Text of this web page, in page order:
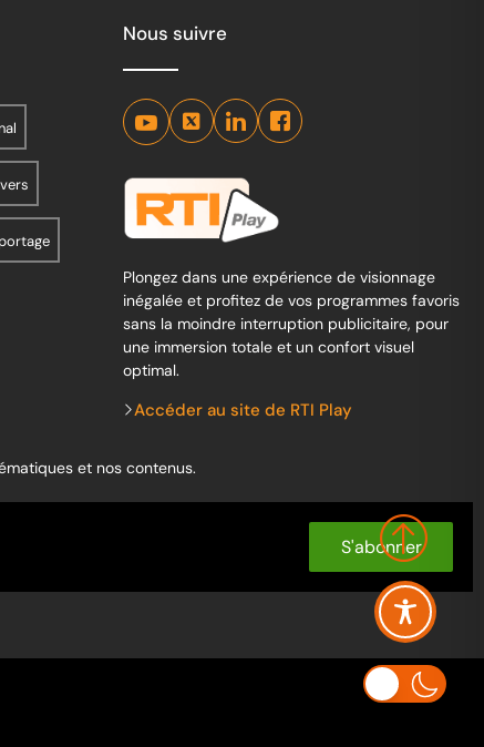
Nous suivre
Plongez dans une expérience de visionnage
inégalée et profitez de vos programmes favoris
sans la moindre interruption publicitaire, pour
une immersion totale et un confort visuel
optimal.
Accéder au site de RTI Play
et nos contenus.
S'abonner